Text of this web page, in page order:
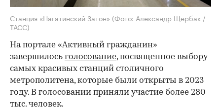
Станция «Нагатинский Затон» (Фото: Александр Щербак /
ТАСС)
На портале «Активный гражданин»
завершилось голосование, посвященное выбору
самых красивых станций столичного
метрополитена, которые были открыты в 2023
году. В голосовании приняли участие более 280
тыс. человек.